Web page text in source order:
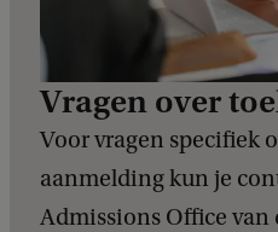
Vragen over
Voor vragen specifiek
aanmelding kun je
Admissions Office van